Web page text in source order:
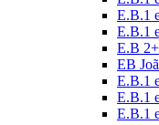
E.B.1
E.B.1
E.B
EB
E.B.1
E.B.1
E.B.1